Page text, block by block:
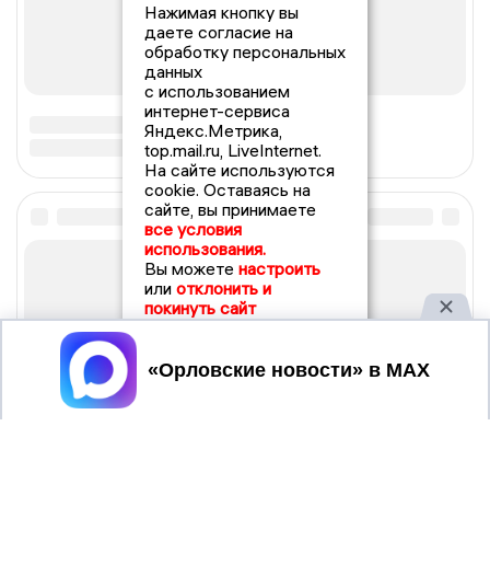
Нажимая кнопку вы
даете согласие на
обработку персональных
данных
с использованием
интернет-сервиса
Яндекс.Метрика,
top.mail.ru, LiveInternet.
На сайте используются
cookie. Оставаясь на
сайте, вы принимаете
все условия
использования.
Вы можете настроить
или отклонить и
покинуть сайт
Принять